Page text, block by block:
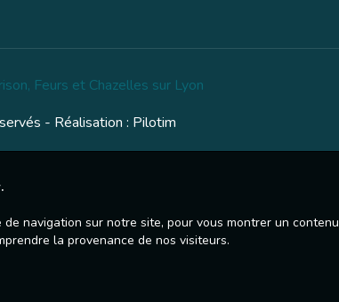
Feurs et Chazelles sur Lyon
- Réalisation : Pilotim
navigation sur notre site, pour vous montrer un contenu
la provenance de nos visiteurs.